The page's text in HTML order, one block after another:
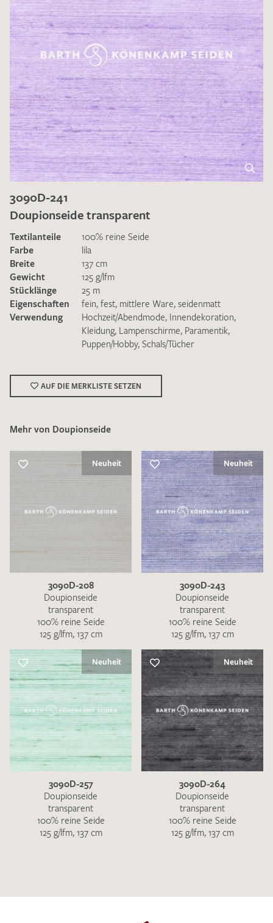
zur Beantwortung meiner Musteranfrage genutzt werden.
DieDatenschutzbestimmungen
genommen und akzeptiere diese.
MUSTERANFRAGE SENDEN
3090D-241
Doupionseide transparent
Textilanteile
100% reine Seide
Farbe
lila
Breite
137 cm
Gewicht
125 g/lfm
Stücklänge
25 m
Eigenschaften
fein, fest, mittlere Ware, seidenmatt
Verwendung
Hochzeit/Abendmode, Innendekoration,
Kleidung, Lampenschirme, Paramentik,
Puppen/Hobby, Schals/Tücher
AUF DIE MERKLISTE SETZEN
Mehr von Doupionseide
Neuheit
3090D-208
Doupionseide
transparent
100% reine Seide
125 g/lfm, 137 cm
Neuheit
3090D-243
Doupionseide
transparent
100% reine Seide
125 g/lfm, 137 cm
Neuheit
3090D-257
Doupionseide
transparent
100% reine Seide
125 g/lfm, 137 cm
Neuheit
3090D-264
Doupionseide
transparent
100% reine Seide
125 g/lfm, 137 cm